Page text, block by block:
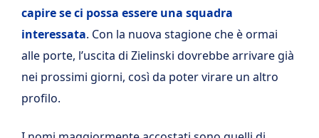
capire se ci possa essere una squadra
interessata. Con la nuova stagione che è ormai
alle porte, l’uscita di Zielinski dovrebbe arrivare già
nei prossimi giorni, così da poter virare un altro
profilo.